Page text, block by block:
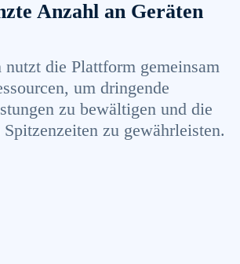
Anzahl an Geräten
die Plattform gemeinsam
um dringende
zu bewältigen und die
zu gewährleisten.